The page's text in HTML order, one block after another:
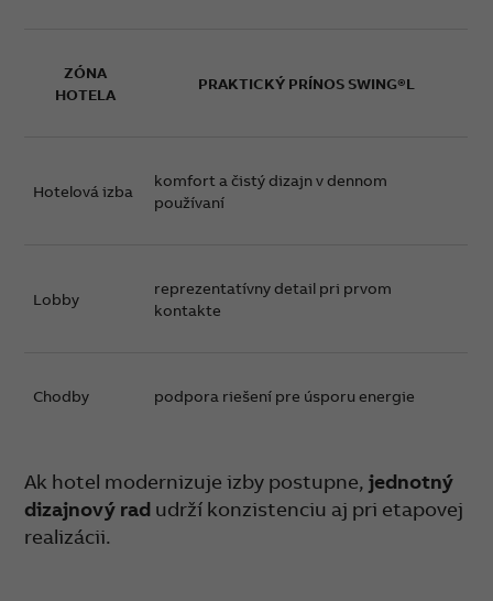
ZÓNA
HOTELA
PRAKTICKÝ PRÍNOS SWING®L
Hotelová izba
komfort a čistý dizajn v dennom
používaní
Lobby
reprezentatívny detail pri prvom
kontakte
Chodby podpora riešení pre úsporu energie
Ak hotel modernizuje izby postupne,jednotný
dizajnový rad udrží konzistenciu aj pri etapovej
realizácii.